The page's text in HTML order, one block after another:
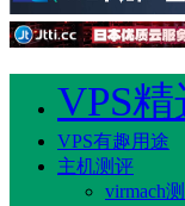
VPS精
VPS有趣用途
主机测评
virmach